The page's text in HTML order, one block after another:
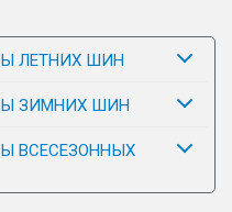
ЛЕТНИХ ШИН
ЗИМНИХ ШИН
ВСЕСЕЗОННЫХ